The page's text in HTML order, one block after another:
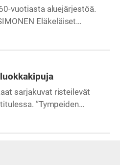
vuotiasta aluejärjestöä.
Eläkeläiset…
sarjakuvat risteilevät
”Tympeiden…